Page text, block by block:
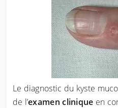
Le diagnostic du kyste
de l’examen clinique en